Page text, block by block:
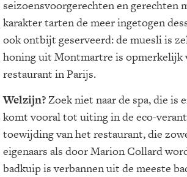
seizoensvoorgerechten en gerechten
karakter tarten de meer ingetogen
ook ontbijt geserveerd: de muesli is
honing uit Montmartre is opmerkelijk
restaurant in Parijs.
Welzijn?Zoek niet naar de spa, die is
komt vooral tot uiting in de eco-
toewijding van het restaurant, die
eigenaars als door Marion Collard
badkuip is verbannen uit de meeste